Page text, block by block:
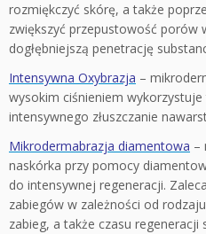
rozmiękczyć skórę, a także
zwiększyć przepustowość porów
dogłębniejszą penetrację
Intensywna Oxybrazja –
wysokim ciśnieniem
intensywnego złuszczanie
Mikrodermabrazja diamentowa –
naskórka przy pomocy
do intensywnej regeneracji.
zabiegów w zależności od
zabieg, a także czasu regeneracji